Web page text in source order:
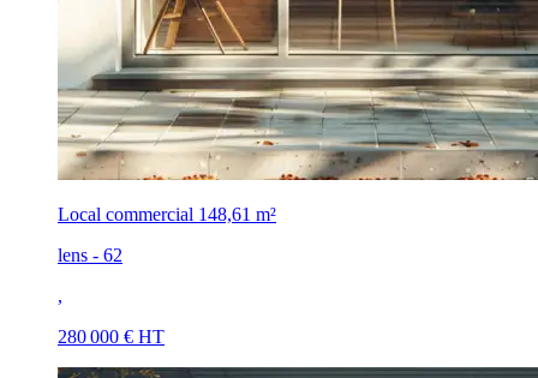
Local commercial 148,61 m²
lens - 62
,
280 000 € HT